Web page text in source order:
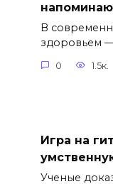
В
здоровьем
0 1.5к.
Игра на
Ученые